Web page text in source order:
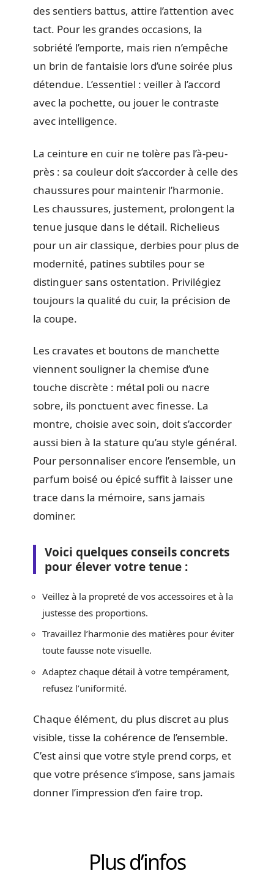
des sentiers battus, attire l’attention avec
tact. Pour les grandes occasions, la
sobriété l’emporte, mais rien n’empêche
un brin de fantaisie lors d’une soirée plus
détendue. L’essentiel : veiller à l’accord
avec la pochette, ou jouer le contraste
avec intelligence.
La ceinture en cuir ne tolère pas l’à-peu-
près : sa couleur doit s’accorder à celle des
chaussures pour maintenir l’harmonie.
Les chaussures, justement, prolongent la
tenue jusque dans le détail. Richelieus
pour un air classique, derbies pour plus de
modernité, patines subtiles pour se
distinguer sans ostentation. Privilégiez
toujours la qualité du cuir, la précision de
la coupe.
Les cravates et boutons de manchette
viennent souligner la chemise d’une
touche discrète : métal poli ou nacre
sobre, ils ponctuent avec finesse. La
montre, choisie avec soin, doit s’accorder
aussi bien à la stature qu’au style général.
Pour personnaliser encore l’ensemble, un
parfum boisé ou épicé suffit à laisser une
trace dans la mémoire, sans jamais
dominer.
Voici quelques conseils concrets
pour élever votre tenue :
Veillez à la propreté de vos accessoires et à la
justesse des proportions.
Travaillez l’harmonie des matières pour éviter
toute fausse note visuelle.
Adaptez chaque détail à votre tempérament,
refusez l’uniformité.
Chaque élément, du plus discret au plus
visible, tisse la cohérence de l’ensemble.
C’est ainsi que votre style prend corps, et
que votre présence s’impose, sans jamais
donner l’impression d’en faire trop.
Plus d’infos